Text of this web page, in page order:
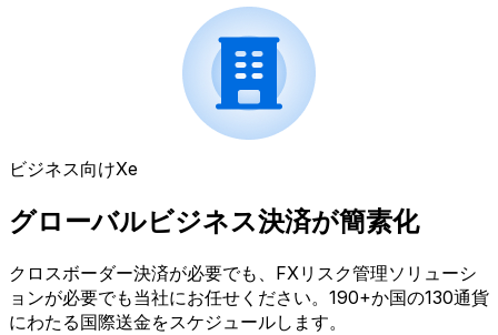
ビジネス向けXe
グローバルビジネス決済が簡素化
クロスボーダー決済が必要でも、FXリスク管理ソリューシ
ョンが必要でも当社にお任せください。190+か国の130通貨
にわたる国際送金をスケジュールします。